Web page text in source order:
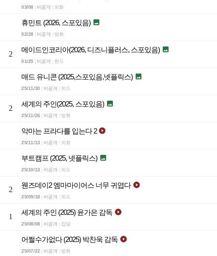
03/08 비공개 외화
휴민트 (2026, 스포있음) 
02/28 비공개 방화
2
메이드인코리아(2026, 디즈니플러스, 스포있음) 
01/25 비공개 한드
매드 유니콘 (2025,스포있음,넷플릭스) 
25/11/30 비공개 외드
2
세계의 주인(2025, 스포있음) 
25/11/26 비공개 방화
악마는 프라다를 입는다 2
25/11/13 비공개 외화
부트캠프 (2025, 넷플릭스) 
25/10/13 비공개 외드
2
웬즈데이2 엠마마이어스 너무 귀엽다 
25/09/18 비공개 외드
1
세계의 주인 (2025) 윤가은 감독 
25/08/08 비공개 잡담
어쩔수가없다 (2025) 박찬욱 감독 
25/07/22 비공개 방화